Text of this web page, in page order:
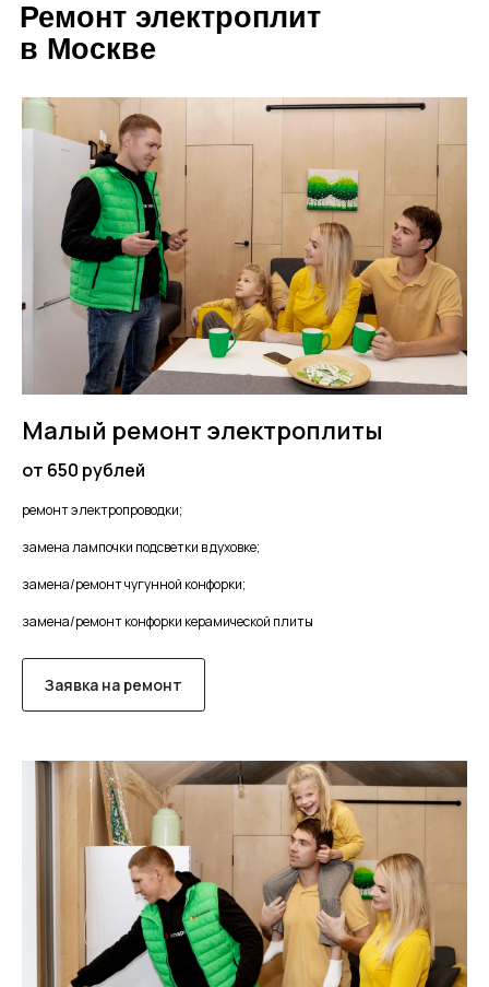
Ремонт электроплит
в Москве
Малый ремонт электроплиты
от 650 рублей
ремонт электропроводки;
замена лампочки подсветки в духовке;
замена/ремонт чугунной конфорки;
замена/ремонт конфорки керамической плиты
Заявка на ремонт